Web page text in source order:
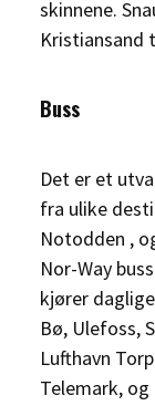
skinnene.
Kristiansand
Buss
Det er et
fra ulike
Notodden ,
Nor-Way
kjører
Bø, Ulefoss,
Lufthavn
Telemark,